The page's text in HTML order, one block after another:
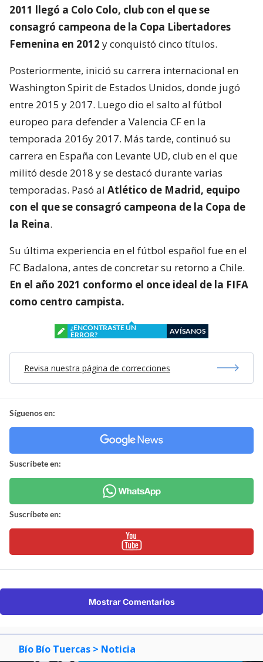
2011 llegó a Colo Colo, club con el que se
consagró campeona de la Copa Libertadores
Femenina en 2012 y conquistó cinco títulos.
Posteriormente, inició su carrera internacional en
Washington Spirit de Estados Unidos, donde jugó
entre 2015 y 2017. Luego dio el salto al fútbol
europeo para defender a Valencia CF en la
temporada 2016y 2017. Más tarde, continuó su
carrera en España con Levante UD, club en el que
militó desde 2018 y se destacó durante varias
temporadas. Pasó al Atlético de Madrid, equipo
con el que se consagró campeona de la Copa de
la Reina.
Su última experiencia en el fútbol español fue en el
FC Badalona, antes de concretar su retorno a Chile.
En el año 2021 conformo el once ideal de la FIFA
como centro campista.
¿ENCONTRASTE UN
ERROR?
AVÍSANOS
Revisa nuestra página de correcciones
Síguenos en:
Suscríbete en:
Suscríbete en:
Mostrar Comentarios
Bío Bío Tuercas > Noticia